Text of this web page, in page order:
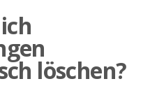
löschen?